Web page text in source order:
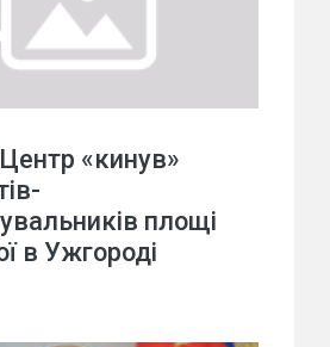
«кинув»
площі
в Ужгороді